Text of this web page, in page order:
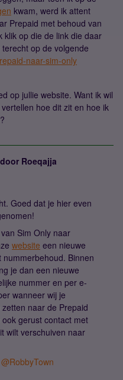
kwam, werd ik attent
Prepaid met behoud van
klik op die de link die daar
op de volgende
naar-sim-only
op jullie website. Want ik wil
hoe dit zit en hoe ik
Roeqajja
Goed dat je hier even
Sim Only naar
website een nieuwe
Binnen
je dan een nieuwe
nummer en per e-
wanneer wij je
naar de Prepaid
gerust contact met
wilt verschuiven naar
@RobbyTown